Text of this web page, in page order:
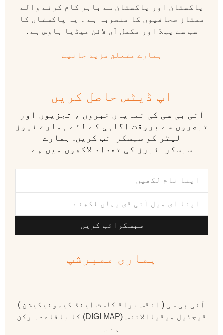
پاکستان اور پاکستان سے باہر کام کرنے والے
ممتاز صحافیوں کا منصوبہ ہے ۔ یہ پاکستان کا
سب سے پہلا اور مکمل آن لائن میڈیا ہاوس ہے .
ہمارے متعلق مزید جانیے
اپ ڈیٹس حاصل کریں
آئی بی سی کی نمایاں خبروں ، تجزیوں اور
تبصروں سے بروقت اگاہی کے لئے ہمارے نیوز
لیٹر کو سبسکرائب کریں. ہمارے
سبسکرائبرز کی تعداد لاکھوں میں ہے
سبسکرائب کریں
ہماری ممبرشپ
آئی بی سی ( انڈس براڈ کاسٹ اینڈ کیمونیکیشن )
ڈیجٹیل میڈیاالائنس (DIGI MAP) کا باقاعدہ رکن
ہے ۔